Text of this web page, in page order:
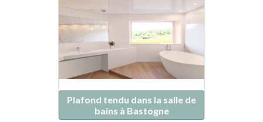
Plafond tendu dans la salle de
bains à Bastogne